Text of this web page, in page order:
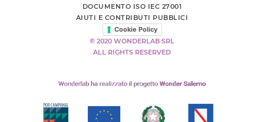
DOCUMENTO ISO IEC 27001
AIUTI E CONTRIBUTI PUBBLICI
Cookie Policy
© 2020 WONDERLAB SRL
ALL RIGHTS RESERVED